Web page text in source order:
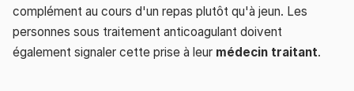
complément au cours d'un repas plutôt qu'à jeun. Les
personnes sous traitement anticoagulant doivent
également signaler cette prise à leur médecin traitant.